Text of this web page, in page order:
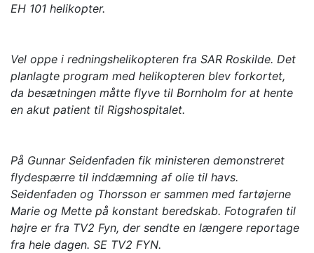
EH 101 helikopter.
Vel oppe i redningshelikopteren fra SAR Roskilde. Det
planlagte program med helikopteren blev forkortet,
da besætningen måtte flyve til Bornholm for at hente
en akut patient til Rigshospitalet.
På Gunnar Seidenfaden fik ministeren demonstreret
flydespærre til inddæmning af olie til havs.
Seidenfaden og Thorsson er sammen med fartøjerne
Marie og Mette på konstant beredskab. Fotografen til
højre er fra TV2 Fyn, der sendte en længere reportage
fra hele dagen. SE TV2 FYN.